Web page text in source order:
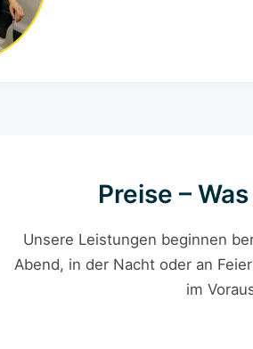
Preise –
Unsere Leistungen beginnen
Abend, in der Nacht oder an
im